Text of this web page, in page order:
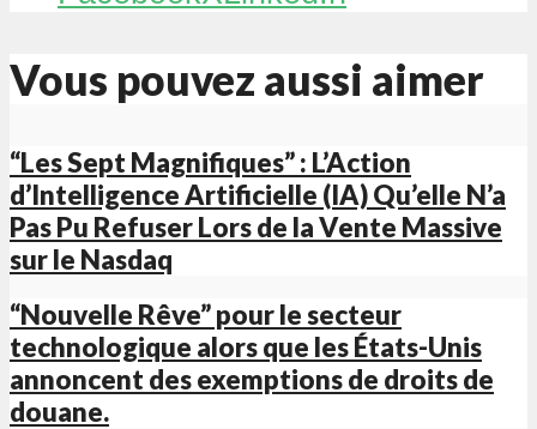
Vous pouvez aussi aimer
“Les Sept Magnifiques” : L’Action
d’Intelligence Artificielle (IA) Qu’elle N’a
Pas Pu Refuser Lors de la Vente Massive
sur le Nasdaq
“Nouvelle Rêve” pour le secteur
technologique alors que les États-Unis
annoncent des exemptions de droits de
douane.